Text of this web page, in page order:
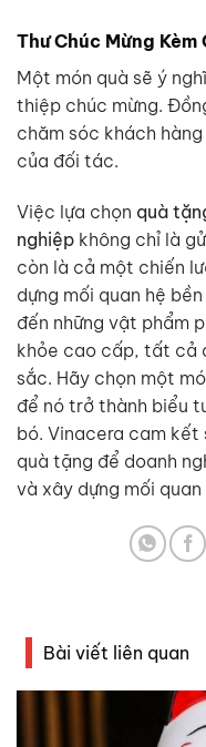
Thư Chúc Mừng
Một món quà sẽ ý
thiệp chúc mừng.
chăm sóc khách
của đối tác.
Việc lựa chọn quà
nghiệp không chỉ là
còn là cả một chiến
dựng mối quan hệ
đến những vật phẩm
khỏe cao cấp, tất cả
sắc. Hãy chọn một
để nó trở thành biểu
bó. Vinacera cam kết
quà tặng để doanh
và xây dựng mối
Bài viết liên quan